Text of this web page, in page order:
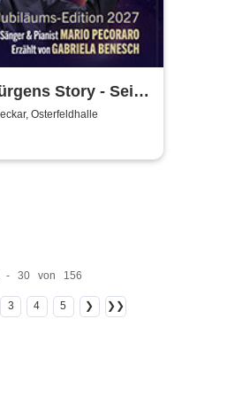
Story - Sein
Liebe, seine
2027
Osterfeldhalle
- 30 von 156
3 4 5 ❯ ❯❯